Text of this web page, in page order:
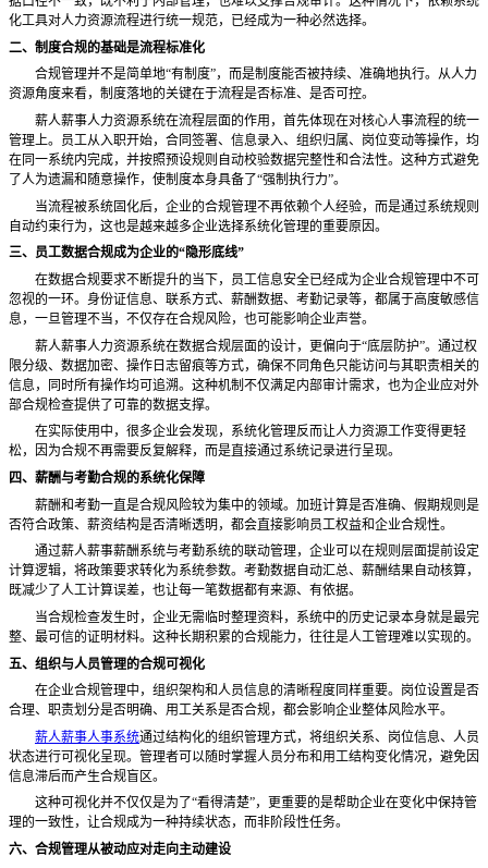
化工具对人力资源流程进行统一规范，已经成为一种必然选择。
二、制度合规的基础是流程标准化
合规管理并不是简单地“有制度”，而是制度能否被持续、准确地执行。从人力
资源角度来看，制度落地的关键在于流程是否标准、是否可控。
薪人薪事人力资源系统在流程层面的作用，首先体现在对核心人事流程的统一
管理上。员工从入职开始，合同签署、信息录入、组织归属、岗位变动等操作，均
在同一系统内完成，并按照预设规则自动校验数据完整性和合法性。这种方式避免
了人为遗漏和随意操作，使制度本身具备了“强制执行力”。
当流程被系统固化后，企业的合规管理不再依赖个人经验，而是通过系统规则
自动约束行为，这也是越来越多企业选择系统化管理的重要原因。
三、员工数据合规成为企业的“隐形底线”
在数据合规要求不断提升的当下，员工信息安全已经成为企业合规管理中不可
忽视的一环。身份证信息、联系方式、薪酬数据、考勤记录等，都属于高度敏感信
息，一旦管理不当，不仅存在合规风险，也可能影响企业声誉。
薪人薪事人力资源系统在数据合规层面的设计，更偏向于“底层防护”。通过权
限分级、数据加密、操作日志留痕等方式，确保不同角色只能访问与其职责相关的
信息，同时所有操作均可追溯。这种机制不仅满足内部审计需求，也为企业应对外
部合规检查提供了可靠的数据支撑。
在实际使用中，很多企业会发现，系统化管理反而让人力资源工作变得更轻
松，因为合规不再需要反复解释，而是直接通过系统记录进行呈现。
四、薪酬与考勤合规的系统化保障
薪酬和考勤一直是合规风险较为集中的领域。加班计算是否准确、假期规则是
否符合政策、薪资结构是否清晰透明，都会直接影响员工权益和企业合规性。
通过薪人薪事薪酬系统与考勤系统的联动管理，企业可以在规则层面提前设定
计算逻辑，将政策要求转化为系统参数。考勤数据自动汇总、薪酬结果自动核算，
既减少了人工计算误差，也让每一笔数据都有来源、有依据。
当合规检查发生时，企业无需临时整理资料，系统中的历史记录本身就是最完
整、最可信的证明材料。这种长期积累的合规能力，往往是人工管理难以实现的。
五、组织与人员管理的合规可视化
在企业合规管理中，组织架构和人员信息的清晰程度同样重要。岗位设置是否
合理、职责划分是否明确、用工关系是否合规，都会影响企业整体风险水平。
薪人薪事人事系统通过结构化的组织管理方式，将组织关系、岗位信息、人员
状态进行可视化呈现。管理者可以随时掌握人员分布和用工结构变化情况，避免因
信息滞后而产生合规盲区。
这种可视化并不仅仅是为了“看得清楚”，更重要的是帮助企业在变化中保持管
理的一致性，让合规成为一种持续状态，而非阶段性任务。
六、合规管理从被动应对走向主动建设